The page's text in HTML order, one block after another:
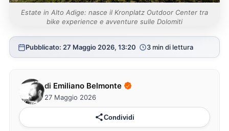
Estate in Alto Adige: nasce il Kronplatz Outdoor Center tra
bike experience e avventure sulle Dolomiti
Pubblicato: 27 Maggio 2026, 13:20 3 min di lettura
di Emiliano Belmonte
27 Maggio 2026
Condividi